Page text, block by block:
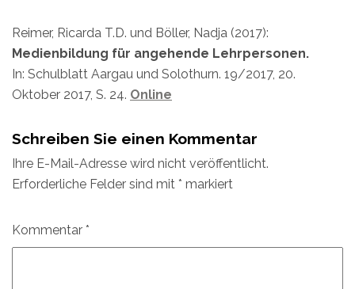
Reimer, Ricarda T.D. und Böller, Nadja (2017):
Medienbildung für angehende Lehrpersonen.
In: Schulblatt Aargau und Solothurn. 19/2017, 20.
Oktober 2017, S. 24. Online
Schreiben Sie einen Kommentar
Ihre E-Mail-Adresse wird nicht veröffentlicht.
Erforderliche Felder sind mit * markiert
Kommentar *